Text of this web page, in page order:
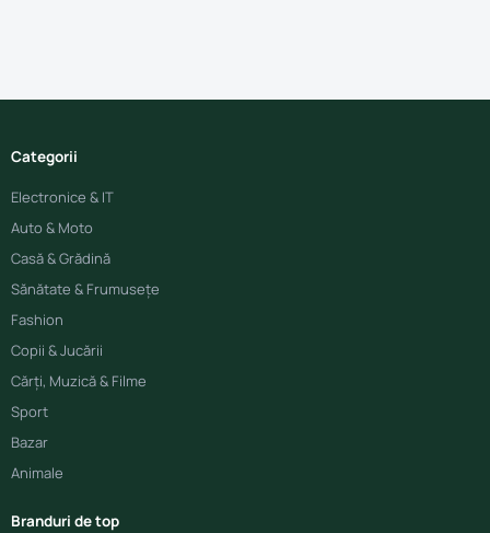
Categorii
Electronice & IT
Auto & Moto
Casă & Grădină
Sănătate & Frumusețe
Fashion
Copii & Jucării
Cărți, Muzică & Filme
Sport
Bazar
Animale
Branduri de top